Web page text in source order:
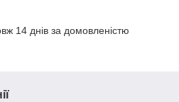
14 днів за домовленістю